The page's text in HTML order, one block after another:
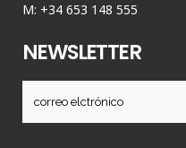
M: +34 653 148 555
NEWSLETTER